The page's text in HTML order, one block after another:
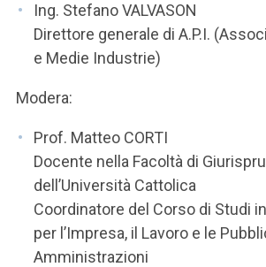
Ing. Stefano VALVASON
Direttore generale di A.P.I.
e Medie Industrie)
Modera:
Prof. Matteo CORTI
Docente nella Facoltà di
dell’Università Cattolica
Coordinatore del Corso di Studi
per l’Impresa, il Lavoro e le
Amministrazioni